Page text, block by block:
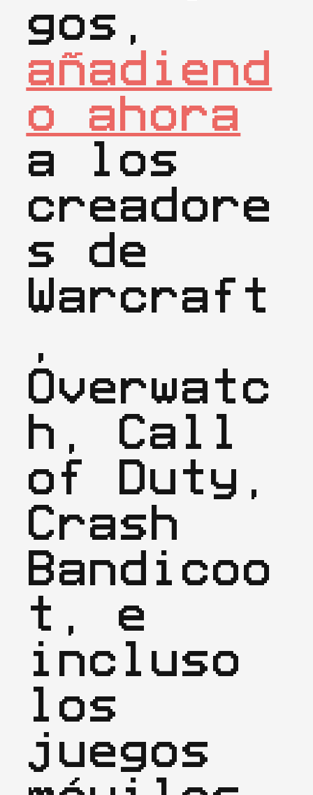
añadiend
o ahora
a los
creadore
s de
Warcraft
Overwatc
h, Call
of Duty,
Crash
Bandicoo
t, e
incluso
los
juegos